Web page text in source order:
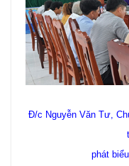
Đ/c Nguyễn Văn Tư,
phát